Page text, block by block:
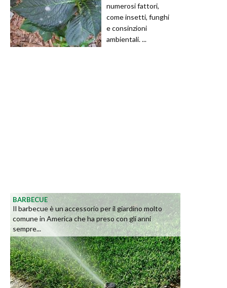
numerosi fattori,
come insetti, funghi
e consinzioni
ambientali. ...
BARBECUE
Il barbecue è un accessorio per il giardino molto
comune in America che ha preso con gli anni
sempre...